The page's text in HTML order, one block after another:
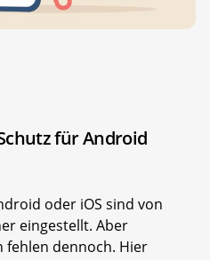
für Android
oder iOS sind von
eingestellt. Aber
fehlen dennoch. Hier